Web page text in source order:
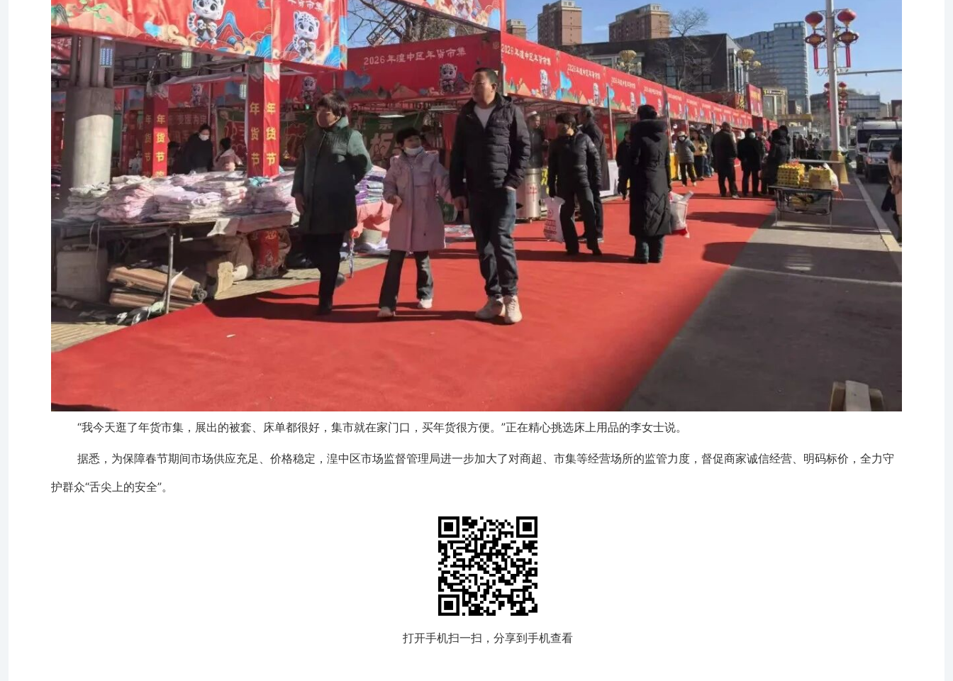
“我今天逛了年货市集，展出的被套、床单都很好，集市就在家门口，买年货很方便。”正在精心挑选床上用品的李女士说。
据悉，为保障春节期间市场供应充足、价格稳定，湟中区市场监督管理局进一步加大了对商超、市集等经营场所的监管力度，督促商家诚信经营、明码标价，全力守
护群众“舌尖上的安全”。
打开手机扫一扫，分享到手机查看